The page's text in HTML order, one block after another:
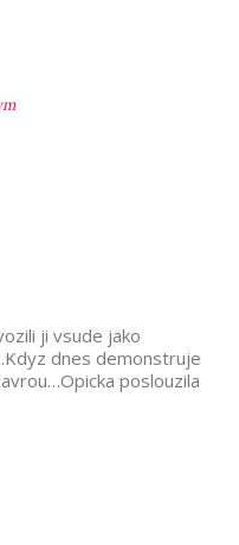
ji vsude jako
dnes demonstruje
poslouzila